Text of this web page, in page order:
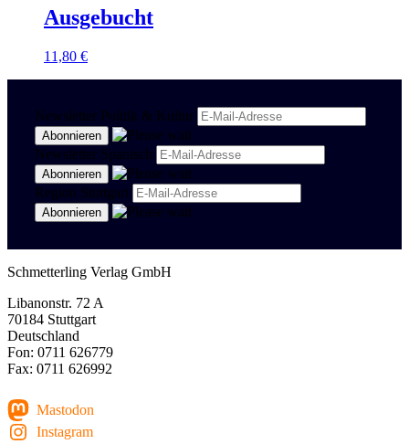
Ausgebucht
11,80 €
Newsletter Politik & Kultur
Newsletter Spanisch
Region Stuttgart
Schmetterling Verlag GmbH
Libanonstr. 72 A
70184 Stuttgart
Deutschland
Fon: 0711 626779
Fax: 0711 626992
Mastodon
Instagram